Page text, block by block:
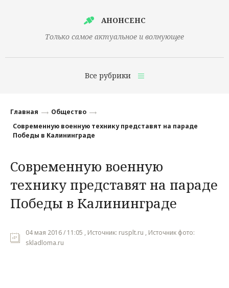
АНОНСЕНС
Только самое актуальное и волнующее
Все рубрики
Финансы
Наука
Культура
Общество
Мнения
Главная
Общество
Современную военную технику представят на параде
Победы в Калининграде
Современную военную
технику представят на параде
Победы в Калининграде
04 мая 2016 / 11:05 , Источник: rusplt.ru , Источник фото:
skladloma.ru